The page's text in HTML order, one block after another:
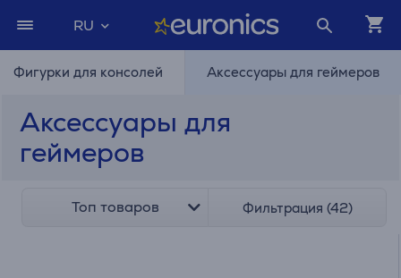
RU
Фигурки для консолей Аксессуары для геймеров
Аксессуары для
геймеров
Топ товаров Фильтрация (42)